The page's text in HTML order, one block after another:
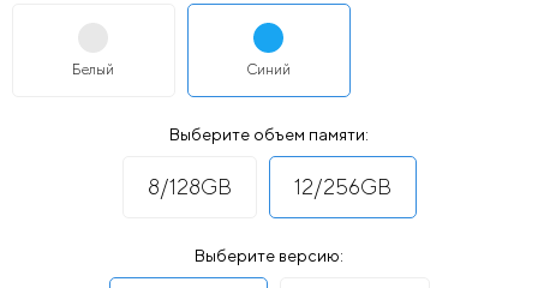
Белый Синий
Выберите объем памяти:
8/128GB 12/256GB
Выберите версию: